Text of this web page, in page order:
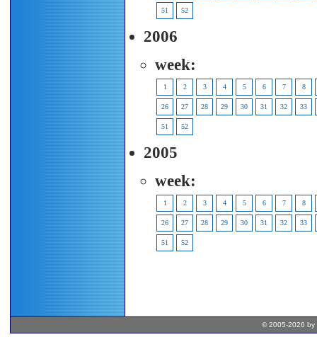
51 52
2006
week:
1 2 3 4 5 6 7 8
26 27 28 29 30 31 32 33
51 52
2005
week:
1 2 3 4 5 6 7 8
26 27 28 29 30 31 32 33
51 52
© 2005-2026 by